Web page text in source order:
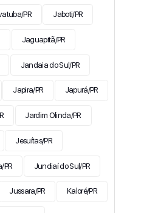
PR Jaboti/PR
Jaguapitã/PR
Jandaia do Sul/PR
Japira/PR Japurá/PR
Jardim Olinda/PR
Jesuítas/PR
PR Jundiaí do Sul/PR
Jussara/PR Kaloré/PR